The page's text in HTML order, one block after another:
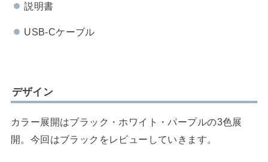
説明書
USB-Cケーブル
デザイン
カラー展開はブラック・ホワイト・パープルの3色展
開。今回はブラックをレビューしていきます。